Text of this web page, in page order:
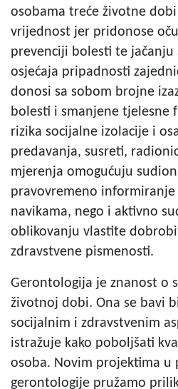
osobama treće životne
vrijednost jer pridonose
prevenciji bolesti te jačanju
osjećaja pripadnosti
donosi sa sobom brojne
bolesti i smanjene tjelesne
rizika socijalne izolacije i
predavanja, susreti,
mjerenja omogućuju
pravovremeno
navikama, nego i aktivno
oblikovanju vlastite
zdravstvene pismenosti.
Gerontologija je znanost o
životnoj dobi. Ona se bavi
socijalnim i zdravstvenim
istražuje kako poboljšati
osoba. Novim projektima u
gerontologije pružamo